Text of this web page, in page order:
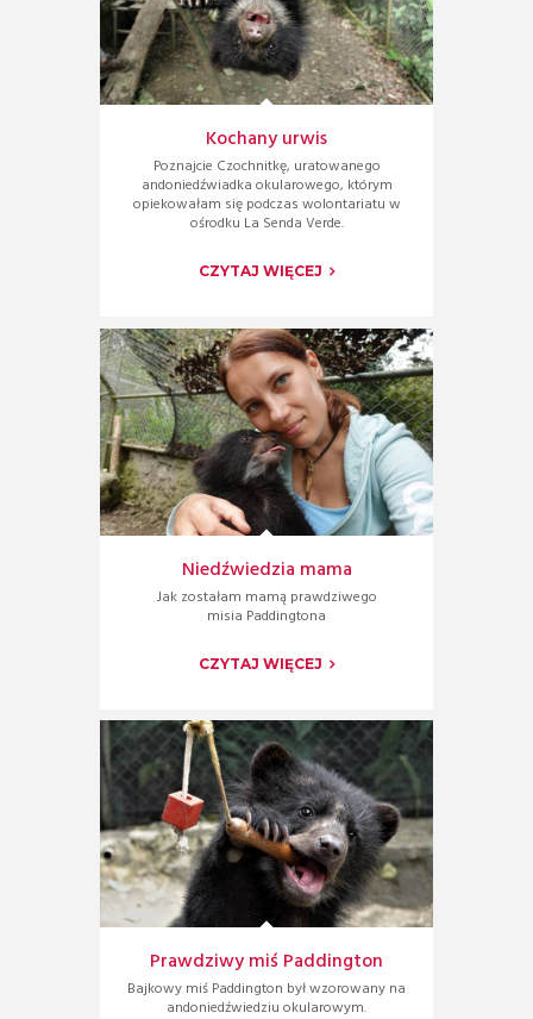
Kochany urwis
Poznajcie Czochnitkę, uratowanego
andoniedźwiadka okularowego, którym
opiekowałam się podczas wolontariatu w
ośrodku La Senda Verde.
CZYTAJ WIĘCEJ
Niedźwiedzia mama
Jak zostałam mamą prawdziwego
misia Paddingtona
CZYTAJ WIĘCEJ
Prawdziwy miś Paddington
Bajkowy miś Paddington był wzorowany na
andoniedźwiedziu okularowym.